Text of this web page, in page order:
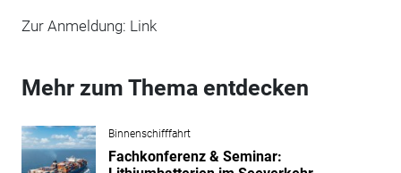
Zur Anmeldung: Link
Mehr zum Thema entdecken
Binnenschifffahrt
Fachkonferenz & Seminar: